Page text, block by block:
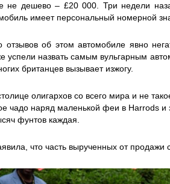
не дешево – £20 000. Три недели
имеет персональный номерной
отзывов об этом автомобиле явно
успели назвать самым вульгарным
британцев вызывает изжогу.
олигархов со всего мира и не
чадо наряд маленькой феи в Harrods и
фунтов каждая.
что часть вырученных от